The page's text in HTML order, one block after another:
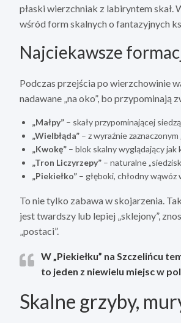
płaski wierzchniak z labiryntem skał.
wśród form skalnych o fantazyjnych
Najciekawsze
Podczas przejścia po wierzchowinie
nadawane „na oko”, bo
„Małpy” – skały przypominającej
„Wielbłąda” – z wyraźnie zaznaczonym
„Kwokę” – blok skalny wyglądający jak
„Tron Liczyrzepy” – naturalne
„Piekiełko” – głęboki, chłodny
To nie tylko zabawa w skojarzenia.
jest twardszy lub lepiej „sklejony”,
„postaci”.
W „Piekiełku” na Szczelińcu
to jeden z niewielu miejsc w
Skalne grzyby,